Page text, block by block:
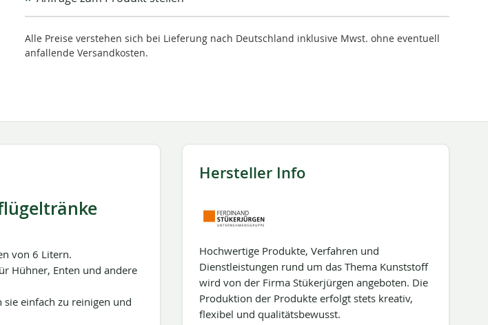
Alle Preise verstehen sich bei Lieferung nach Deutschland inklusive Mwst. ohne eventuell
anfallende Versandkosten.
von 6 Litern.
Hühner, Enten und andere
einfach zu reinigen und
Hersteller Info
Hochwertige Produkte, Verfahren und
Dienstleistungen rund um das Thema Kunststoff
wird von der Firma Stükerjürgen angeboten. Die
Produktion der Produkte erfolgt stets kreativ,
flexibel und qualitätsbewusst.